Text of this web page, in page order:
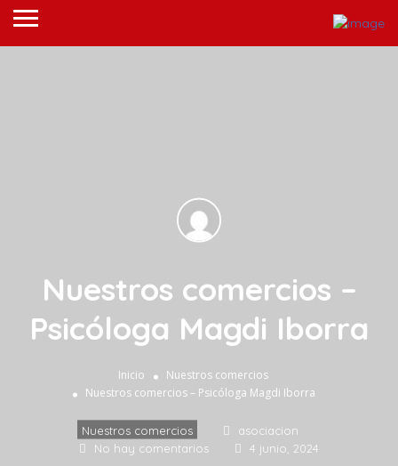
Nuestros comercios –
Psicóloga Magdi Iborra
Inicio
Nuestros comercios
Nuestros comercios – Psicóloga Magdi Iborra
Nuestros comercios
asociacion
No hay comentarios
4 junio, 2024